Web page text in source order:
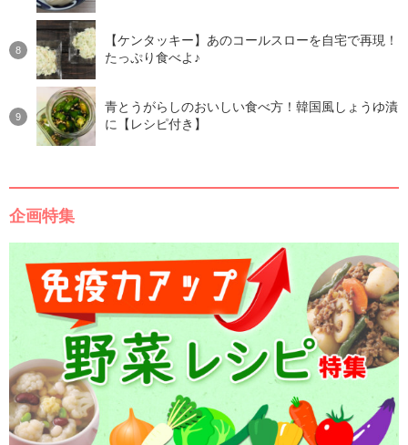
【ケンタッキー】あのコールスローを自宅で再現！
たっぷり食べよ♪
青とうがらしのおいしい食べ方！韓国風しょうゆ漬
に【レシピ付き】
企画特集